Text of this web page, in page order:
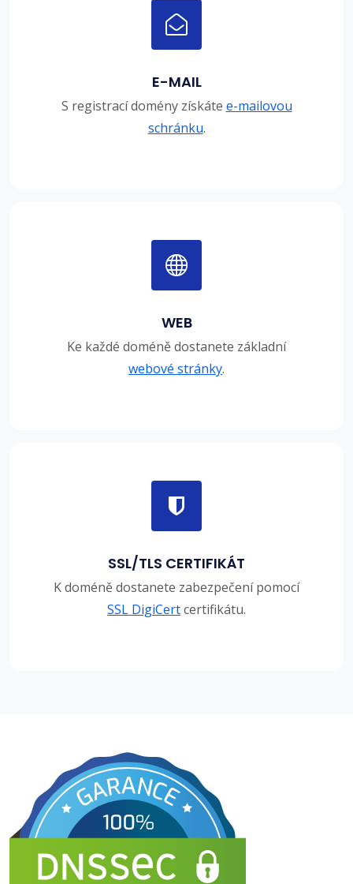
E-MAIL
S registrací domény získáte e-mailovou
schránku.
WEB
Ke každé doméně dostanete základní
webové stránky.
SSL/TLS CERTIFIKÁT
K doméně dostanete zabezpečení pomocí
SSL DigiCertcertifikátu.